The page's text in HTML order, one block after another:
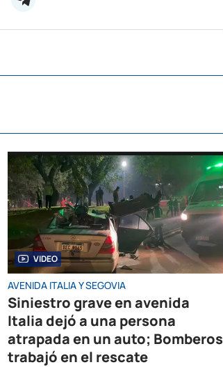
VIDEO
AVENIDA ITALIA Y SEGOVIA
Siniestro grave en avenida
Italia dejó a una persona
atrapada en un auto; Bomberos
trabajó en el rescate